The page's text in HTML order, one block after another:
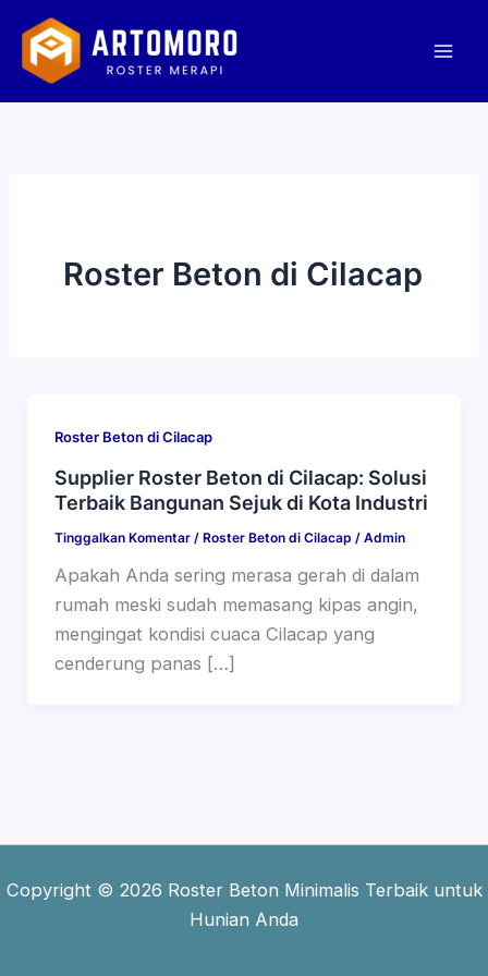
Lewati
konten
Roster Beton di Cilacap
Roster Beton di Cilacap
Supplier Roster Beton di Cilacap: Solusi
Terbaik Bangunan Sejuk di Kota Industri
Tinggalkan Komentar / Roster Beton di Cilacap / Admin
Apakah Anda sering merasa gerah di dalam
rumah meski sudah memasang kipas angin,
mengingat kondisi cuaca Cilacap yang
cenderung panas […]
Copyright © 2026 Roster Beton Minimalis Terbaik untuk
Hunian Anda